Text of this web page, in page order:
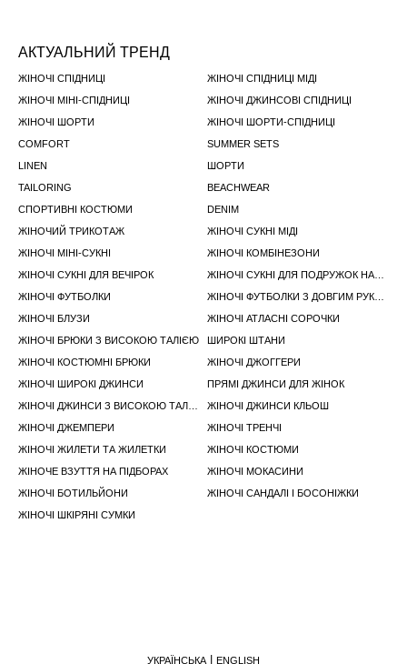
АКТУАЛЬНИЙ ТРЕНД
ЖІНОЧІ СПІДНИЦІ
ЖІНОЧІ СПІДНИЦІ МІДІ
ЖІНОЧІ МІНІ-СПІДНИЦІ
ЖІНОЧІ ДЖИНСОВІ СПІДНИЦІ
ЖІНОЧІ ШОРТИ
ЖІНОЧІ ШОРТИ-СПІДНИЦI
COMFORT
SUMMER SETS
LINEN
ШОРТИ
TAILORING
BEACHWEAR
СПОРТИВНІ КОСТЮМИ
DENIM
ЖІНОЧИЙ ТРИКОТАЖ
ЖІНОЧІ СУКНІ МІДІ
ЖІНОЧІ МІНІ-СУКНІ
ЖІНОЧІ КОМБІНЕЗОНИ
ЖІНОЧІ СУКНІ ДЛЯ ВЕЧІРОК
ЖІНОЧІ ФУТБОЛКИ
ЖІНОЧІ БЛУЗИ
ЖІНОЧІ АТЛАСНІ СОРОЧКИ
ЖІНОЧІ БРЮКИ З ВИСОКОЮ ТАЛІЄЮ
ШИРОКІ ШТАНИ
ЖІНОЧІ КОСТЮМНІ БРЮКИ
ЖІНОЧІ ДЖОГГЕРИ
ЖІНОЧІ ШИРОКІ ДЖИНСИ
ПРЯМІ ДЖИНСИ ДЛЯ ЖІНОК
ЖІНОЧІ ДЖИНСИ КЛЬОШ
ЖІНОЧІ ДЖЕМПЕРИ
ЖІНОЧІ ТРЕНЧІ
ЖІНОЧІ ЖИЛЕТИ ТА ЖИЛЕТКИ
ЖІНОЧІ КОСТЮМИ
ЖІНОЧЕ ВЗУТТЯ НА ПІДБОРАХ
ЖІНОЧІ МОКАСИНИ
ЖІНОЧІ БОТИЛЬЙОНИ
ЖІНОЧІ САНДАЛІ І БОСОНІЖКИ
ЖІНОЧІ ШКІРЯНІ СУМКИ
УКРАЇНСЬКА ENGLISH